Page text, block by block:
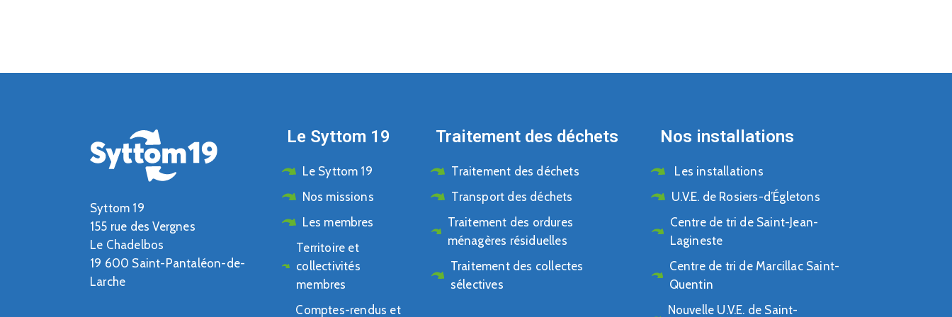
Syttom 19
155 rue des Vergnes
Le Chadelbos
19 600 Saint-Pantaléon-de-
Larche
Le Syttom 19
Le Syttom 19
Nos missions
Les membres
Territoire et
collectivités
membres
Comptes-rendus et
Traitement des déchets
Traitement des déchets
Transport des déchets
Traitement des ordures
ménagères résiduelles
Traitement des collectes
sélectives
Nos installations
Les installations
U.V.E. de Rosiers-d’Égletons
Centre de tri de Saint-Jean-
Lagineste
Centre de tri de Marcillac Saint-
Quentin
Nouvelle U.V.E. de Saint-